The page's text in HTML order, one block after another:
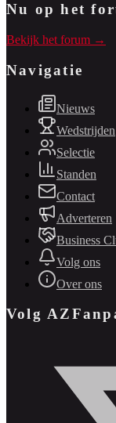
Nu op het
Bekijk het forum →
Navigatie
Nieuws
Wedstrijden
Selectie
Standen
Contact
Adverteren
Business
Volg ons
Over ons
Volg